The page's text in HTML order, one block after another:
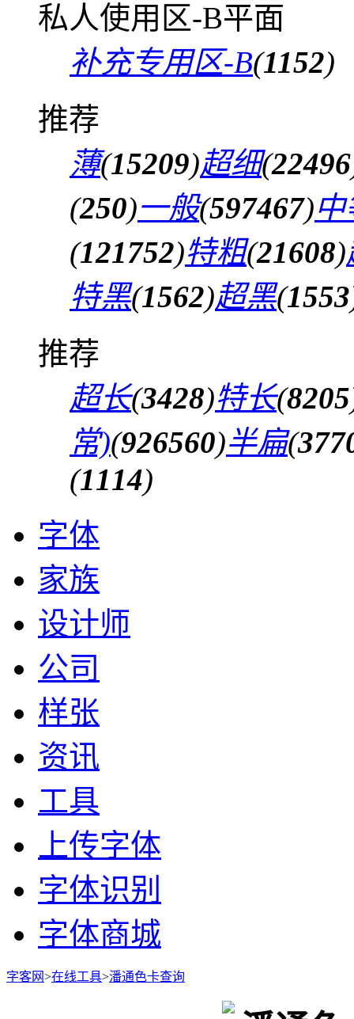
私人使用区-B平面
补充专用区-B(1152)
推荐
薄(15209)超细(22496
(250)一般(597467)
(121752)特粗(21608)
特黑(1562)超黑(1553
推荐
超长(3428)特长(8205
常)(926560)半扁(
(1114)
字体
家族
设计师
公司
样张
资讯
工具
上传字体
字体识别
字体商城
字客网>在线工具>潘通色卡查询